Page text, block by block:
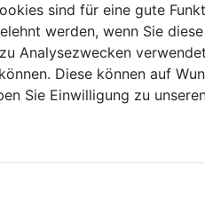
sind für eine gute
werden, wenn Sie
Analysezwecken
Diese können auf
Sie Einwilligung zu